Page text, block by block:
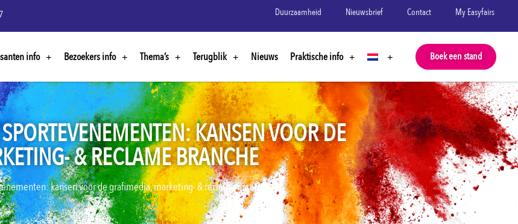
Duurzaamheid Nieuwsbrief Contact My Easyfairs
info Bezoekers info Thema’s Terugblik Nieuws Praktische info Boek een stand
KANSEN VOOR DE
& RECLAME BRANCHE
kansen voor de grafimedia, marketing- & reclame branche